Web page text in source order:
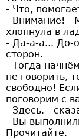
- Что,
- Внимание! -
хлопнула в
- Да-а-а... До-
сторон.
- Тогда
не говорить,
свободно!
поговорим с
- Здесь. -
- Вы
Прочитайте.